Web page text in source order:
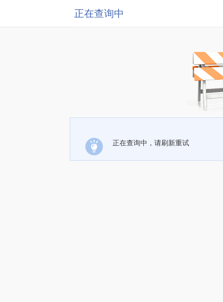
正在查询中
正在查询中，请刷新重试